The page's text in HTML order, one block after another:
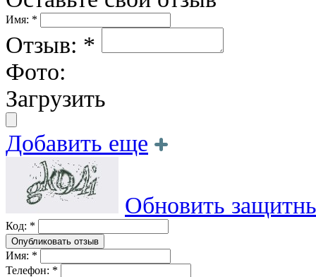
Имя: *
Отзыв: *
Фото:
Загрузить
Добавить еще
Обновить
Код: *
Имя: *
Телефон: *